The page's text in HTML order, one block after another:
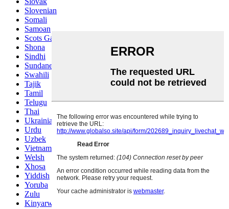
Slovenian
Somali
Samoan
Scots Gaelic
Shona
Sindhi
Sundanese
Swahili
Tajik
Tamil
Telugu
Thai
Ukrainian
Urdu
Uzbek
Vietnamese
Welsh
Xhosa
Yiddish
Yoruba
Zulu
Kinyarwanda